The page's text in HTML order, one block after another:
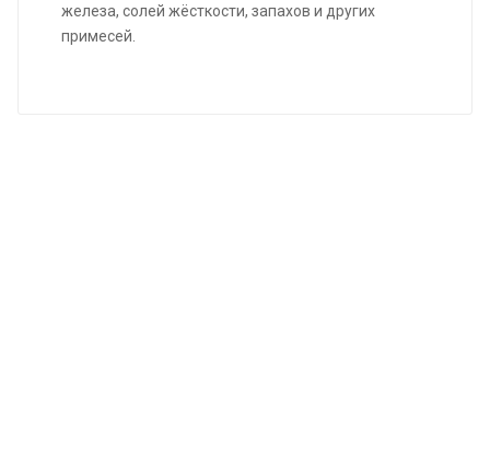
железа, солей жёсткости, запахов и других
примесей.